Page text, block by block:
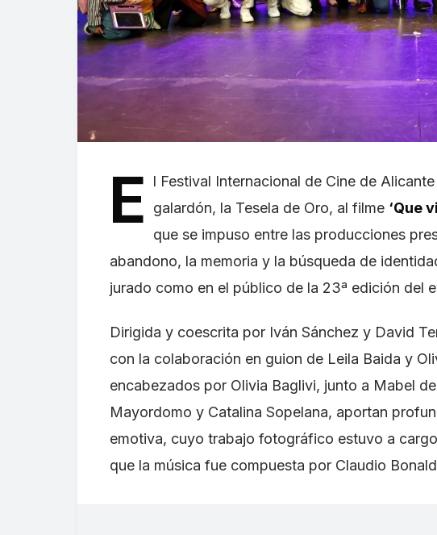
E
l Festival Internacional de Cine de
galardón, la Tesela de Oro, al filme ‘Que
que se impuso entre las producciones
abandono, la memoria y la búsqueda de
jurado como en el público de la 23ª edición del
Dirigida y coescrita por Iván Sánchez y David
con la colaboración en guion de Leila Baida y
encabezados por Olivia Baglivi, junto a Mabel
Mayordomo y Catalina Sopelana, aportan
emotiva, cuyo trabajo fotográfico estuvo a
que la música fue compuesta por Claudio